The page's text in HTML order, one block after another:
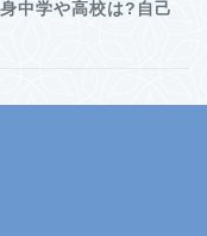
中学や高校は?自己